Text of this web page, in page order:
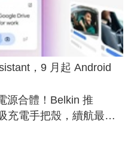
，9 月起 Android
源合體！Belkin 推
充電手把殼，續航最高